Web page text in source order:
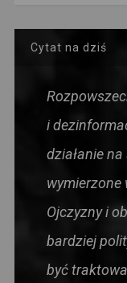
Cytat na dziś
i
działanie
wymierzone
Ojczyzny i
bardziej
być